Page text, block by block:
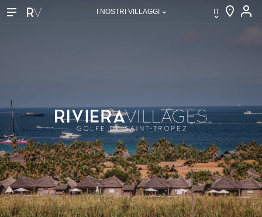
IT
NL
I NOSTRI VILLAGGI